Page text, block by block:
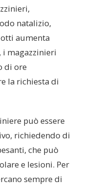
natalizio,
aumenta
i magazzinieri
di ore
la richiesta di
può essere
richiedendo di
che può
e lesioni. Per
sempre di